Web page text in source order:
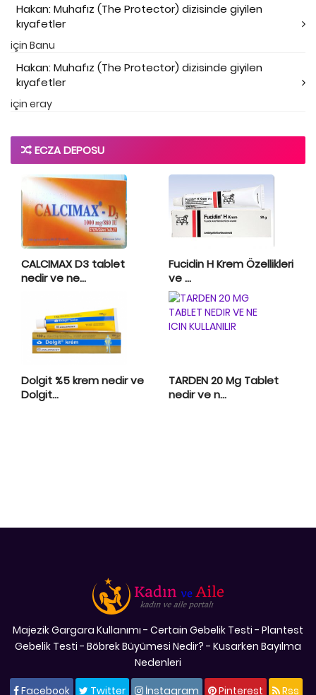
Hakan: Muhafız (The Protector) dizisinde giyilen
kıyafetler
için Banu
Hakan: Muhafız (The Protector) dizisinde giyilen
kıyafetler
için eray
ECZA DEPOSU
CALCIMAX D3 tablet
nedir ve ne...
Fucidin H Krem Özellikleri
ve ...
Dolgit %5 krem nedir ve
Dolgit...
TARDEN 20 Mg Tablet
nedir ve n...
Majezik Gargara Kullanımı - Certain Gebelik Testi - Plantest
Gebelik Testi - Böbrek Büyümesi Nedir? - Kusarken Bayılma
Nedenleri
Facebook
Twitter İnstagram Pinterest Rss